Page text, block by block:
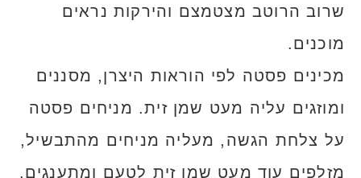
שרוב הרוטב מצטמצם והירקות נראים
מוכנים.
מכינים פסטה לפי הוראות היצרן, מסננים
ומוזגים עליה מעט שמן זית. מניחים פסטה
על צלחת הגשה, מעליה מניחים מהתבשיל,
מזלפים עוד מעט שמן זית לטעם ומתענגים,